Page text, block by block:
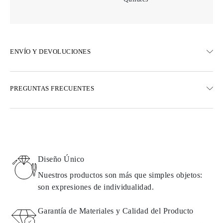
ENVÍO Y DEVOLUCIONES
Opciones de entrega exprés también están disponibles
Detalles sobre métodos de envío, costos y tiempos de entrega se
pueden encontrar en laspreguntas frecuentes sobre la entrega
Todos los productos de Omara se fabrican por encargo según los
PREGUNTAS FRECUENTES
Diseño Único
Nuestros productos son más que simples objetos:
son expresiones de individualidad.
Garantía de Materiales y Calidad del Producto